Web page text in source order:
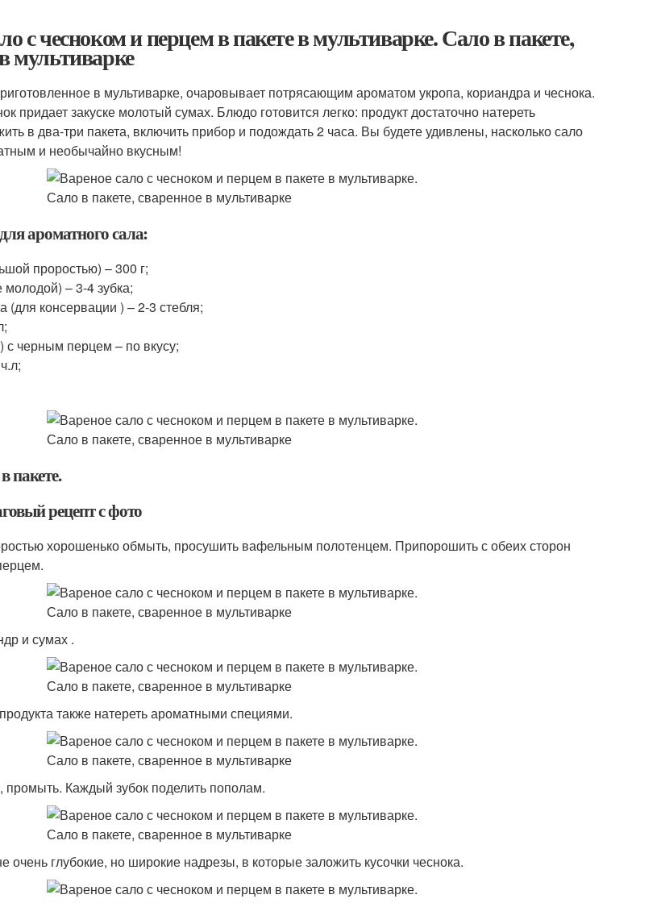
с чесноком и перцем в пакете в мультиварке. Сало в пакете,
мультиварке
в мультиварке, очаровывает потрясающим ароматом укропа, кориандра и чеснока.
придает закуске молотый сумах. Блюдо готовится легко: продукт достаточно натереть
в два-три пакета, включить прибор и подождать 2 часа. Вы будете удивлены, насколько сало
и необычайно вкусным!
ароматного сала:
проростью) – 300 г;
молодой) – 3-4 зубка;
(для консервации ) – 2-3 стебля;
с черным перцем – по вкусу;
пакете.
рецепт с фото
хорошенько обмыть, просушить вафельным полотенцем. Припорошить с обеих сторон
и сумах .
также натереть ароматными специями.
промыть. Каждый зубок поделить пополам.
очень глубокие, но широкие надрезы, в которые заложить кусочки чеснока.